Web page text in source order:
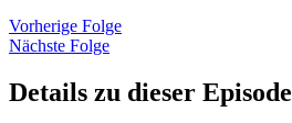
Vorherige Folge
Nächste Folge
Details zu dieser Episode